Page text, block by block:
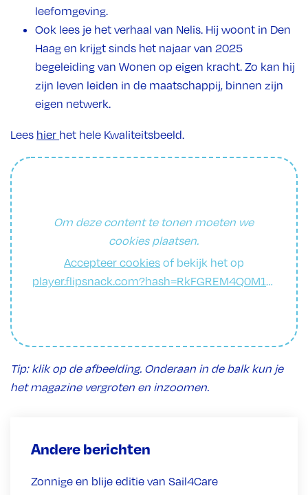
Andere berichten
Zonnige en blije editie van Sail4Care
leefomgeving.
Ook lees je het verhaal van Nelis. Hij woont in Den
Haag en krijgt sinds het najaar van 2025
begeleiding van Wonen op eigen kracht. Zo kan hij
zijn leven leiden in de maatschappij, binnen zijn
eigen netwerk.
Lees hier het hele Kwaliteitsbeeld.
Om deze content te tonen moeten we
cookies plaatsen.
Accepteer cookiesof bekijk het op
player.flipsnack.com?hash=RkFGREM4Q0M1QTgrem5xYmYwM2hwOA==
Tip: klik op de afbeelding. Onderaan in de balk kun je
het magazine vergroten en inzoomen.